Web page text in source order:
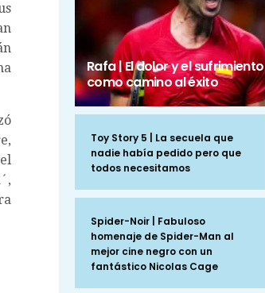
Rafa | El dolor y el sufrimiento
como camino al éxito
Toy Story 5 | La secuela que
nadie había pedido pero que
todos necesitamos
Spider-Noir | Fabuloso
homenaje de Spider-Man al
mejor cine negro con un
fantástico Nicolas Cage